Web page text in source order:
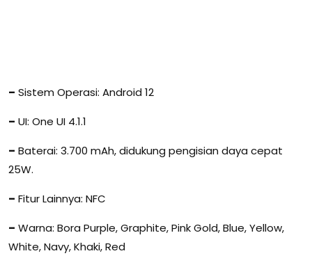
– Sistem Operasi: Android 12
– UI: One UI 4.1.1
– Baterai: 3.700 mAh, didukung pengisian daya cepat
25W.
– Fitur Lainnya: NFC
– Warna: Bora Purple, Graphite, Pink Gold, Blue, Yellow,
White, Navy, Khaki, Red